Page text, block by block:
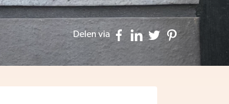
Delen via